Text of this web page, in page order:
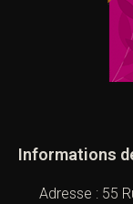
Informations
Adresse : 55